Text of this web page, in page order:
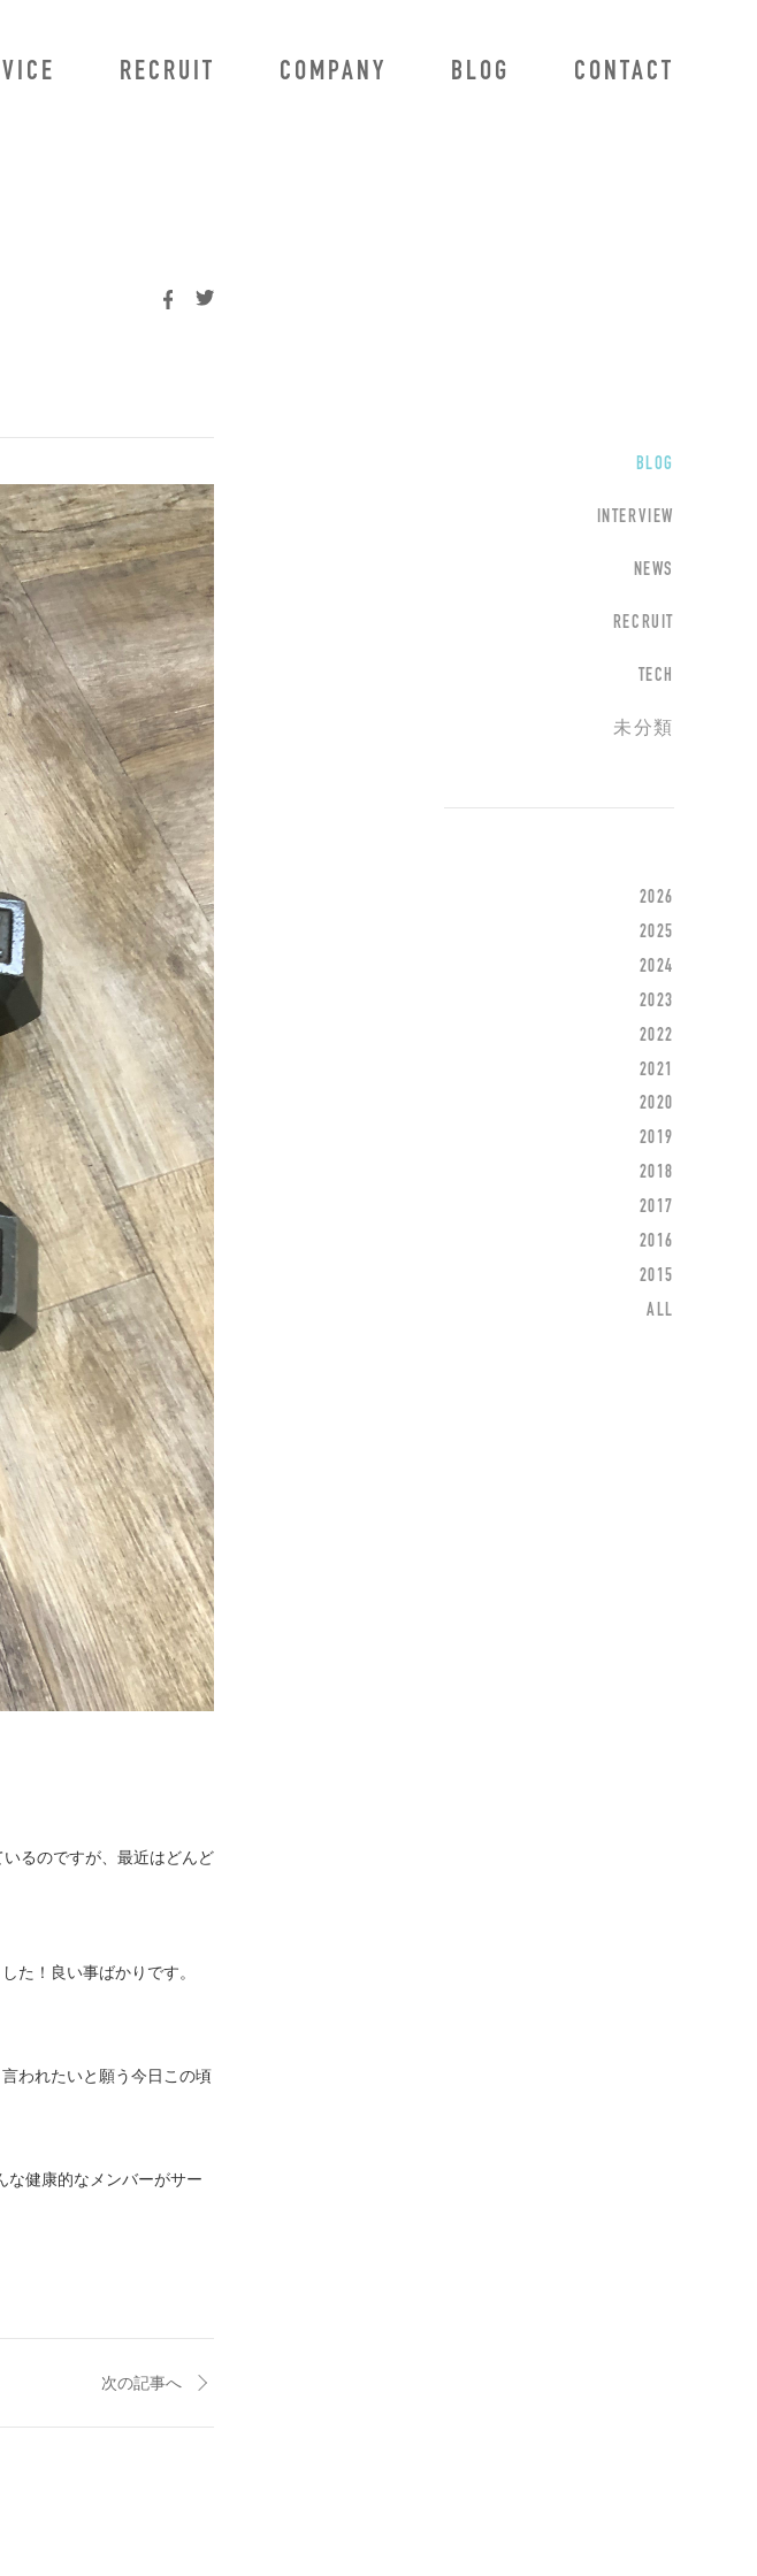
RECRUIT COMPANY BLOG CONTACT
BLOG
INTERVIEW
NEWS
RECRUIT
TECH
未分類
2026
2025
2024
2023
2022
2021
2020
2019
2018
2017
2016
2015
ALL
るのですが、最近はどんど
た！良い事ばかりです。
われたいと願う今日この頃
な健康的なメンバーがサー
次の記事へ